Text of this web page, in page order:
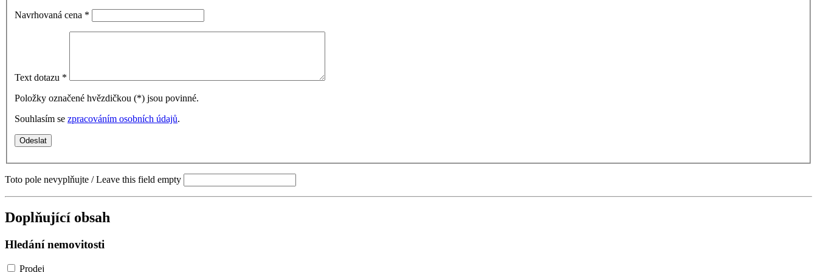
Navrhovaná cena *
Text dotazu *
Položky označené hvězdičkou (*) jsou povinné.
Souhlasím se zpracováním osobních údajů.
Toto pole nevyplňujte / Leave this field empty
Doplňující obsah
Hledání nemovitosti
Prodej